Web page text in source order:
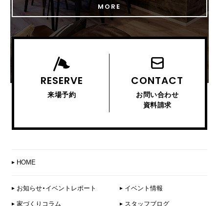
MORE
RESERVE
来場予約
CONTACT
お問い合わせ
資料請求
HOME
お知らせ・イベントレポート イベント情報
家づくりコラム スタッフブログ